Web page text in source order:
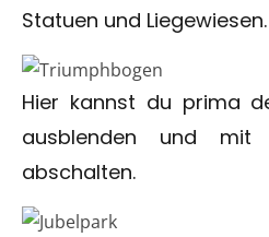
Statuen und Liegewiesen.
Hier kannst du prima
ausblenden und mit
abschalten.